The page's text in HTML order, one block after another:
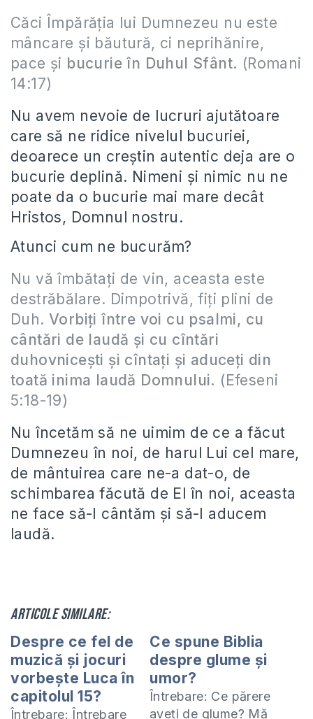
Căci Împărăţia lui Dumnezeu nu este
mâncare şi băutură, ci neprihănire,
pace şi bucurie în Duhul Sfânt. (Romani
14:17)
Nu avem nevoie de lucruri ajutătoare
care să ne ridice nivelul bucuriei,
deoarece un creștin autentic deja are o
bucurie deplină. Nimeni și nimic nu ne
poate da o bucurie mai mare decât
Hristos, Domnul nostru.
Atunci cum ne bucurăm?
Nu vă îmbătaţi de vin, aceasta este
destrăbălare. Dimpotrivă, fiţi plini de
Duh. Vorbiţi între voi cu psalmi, cu
cântări de laudă şi cu cîntări
duhovniceşti şi cîntaţi şi aduceţi din
toată inima laudă Domnului. (Efeseni
5:18-19)
Nu încetăm să ne uimim de ce a făcut
Dumnezeu în noi, de harul Lui cel mare,
de mântuirea care ne-a dat-o, de
schimbarea făcută de El în noi, aceasta
ne face să-I cântăm și să-I aducem
laudă.
Articole similare:
Despre ce fel de
muzică și jocuri
vorbește Luca în
capitolul 15?
Întrebare: Întrebare
Ce spune Biblia
despre glume și
umor?
Întrebare: Ce părere
aveți de glume? Mă